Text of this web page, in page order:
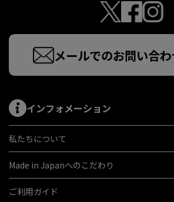
メールでのお問い合
インフォメーション
私たちについて
Made in Japanへのこだわり
ご利用ガイド